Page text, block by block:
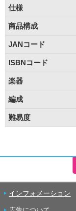
仕様
商品構成
JANコード
ISBNコード
楽器
編成
難易度
インフォメーション